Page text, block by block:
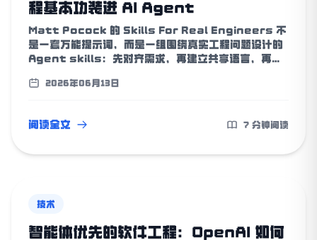
程基本功装进 AI Agent
Matt Pocock 的 Skills For Real Engineers 不
是一套万能提示词，而是一组围绕真实工程问题设计的
Agent skills：先对齐需求，再建立共享语言，再用
替工程师做决定，而在于把工程基本功变成可复用、可
2026年06月13日
阅读全文 7 分钟阅读
技术
智能体优先的软件工程：OpenAI 如何